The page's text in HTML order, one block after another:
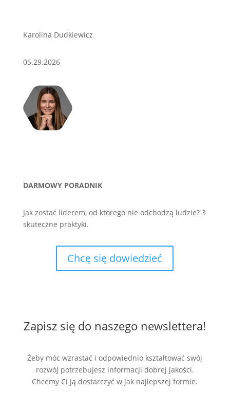
Karolina Dudkiewicz
05.29.2026
DARMOWY PORADNIK
Jak zostać liderem, od którego nie odchodzą ludzie? 3
skuteczne praktyki.
Chcę się dowiedzieć
Zapisz się do naszego newslettera!
Żeby móc wzrastać i odpowiednio kształtować swój
rozwój potrzebujesz informacji dobrej jakości.
Chcemy Ci ją dostarczyć w jak najlepszej formie.